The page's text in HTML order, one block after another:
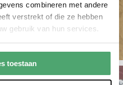
combineren met andere
verstrekt of die ze hebben
gebruik van hun services.
toestaan